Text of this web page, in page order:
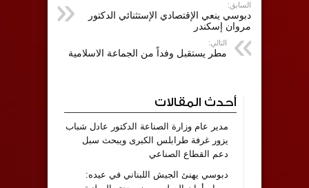
السابق:
دبوسي ينعي الإقتصادي الإستثنائي الدكتور
مروان إسكندر
التالي:
‏مطر يستقبل وفداً من الجماعة الاسلامية
أحدث المقالات
مدير عام وزارة الصناعة الدكتور عادل شباب
يزور غرفة طرابلس الكبرى ويبحث سبل
دعم القطاع الصناعي
دبوسي يهنئ الجيش اللبناني في عيده: